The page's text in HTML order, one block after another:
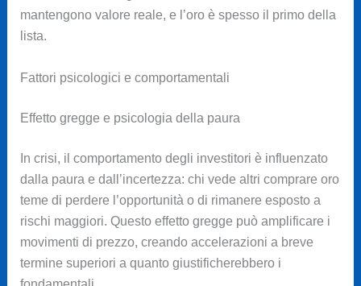
mantengono valore reale, e l’oro è spesso il primo della
lista.
Fattori psicologici e comportamentali
Effetto gregge e psicologia della paura
In crisi, il comportamento degli investitori è influenzato
dalla paura e dall’incertezza: chi vede altri comprare oro
teme di perdere l’opportunità o di rimanere esposto a
rischi maggiori. Questo effetto gregge può amplificare i
movimenti di prezzo, creando accelerazioni a breve
termine superiori a quanto giustificherebbero i